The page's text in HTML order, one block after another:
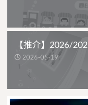
【推介】2026/
2026-05-19